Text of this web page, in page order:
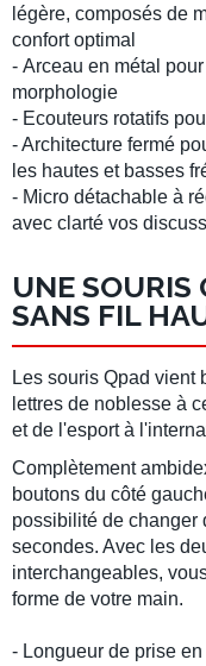
légère, composés de
confort optimal
- Arceau en métal
morphologie
- Ecouteurs rotatifs
- Architecture fermé
les hautes et basses
- Micro détachable à
avec clarté vos
UNE SOURIS
SANS FIL
Les souris Qpad vient
lettres de noblesse à
et de l'esport à
Complètement
boutons du côté
possibilité de changer
secondes. Avec les
interchangeables,
forme de votre main.
- Longueur de prise